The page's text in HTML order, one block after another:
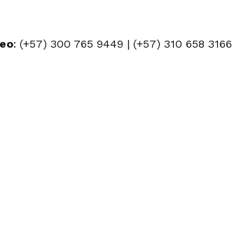
: (+57) 300 765 9449 | (+57) 310 658 3166